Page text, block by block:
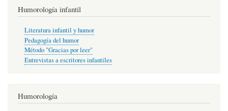
Humorología infantil
Literatura infantil y humor
Pedagogía del humor
Método "Gracias por leer"
Entrevistas a escritores infantiles
Humorología